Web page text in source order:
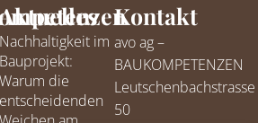
Aktuelles
Nachhaltigkeit im
Bauprojekt:
Warum die
entscheidenden
Kontakt
avo ag –
BAUKOMPETENZEN
Leutschenbachstrasse
50